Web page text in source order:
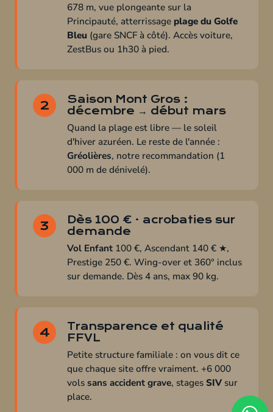
678 m, vue plongeante sur la
Principauté, atterrissage plage du Golfe
Bleu (gare SNCF à côté). Accès voiture,
ZestBus ou 1h30 à pied.
2
Saison Mont Gros :
décembre → début mars
Quand la plage est libre — le soleil
d'hiver azuréen. Le reste de l'année :
Gréolières, notre recommandation (1
000 m de dénivelé).
3
Dès 100 € · acrobaties sur
demande
Vol Enfant 100 €, Ascendant 140 € ★,
Prestige 250 €. Wing-over et 360° inclus
sur demande. Dès 4 ans, max 90 kg.
4
Transparence et qualité
FFVL
Petite structure familiale : on vous dit ce
que chaque site offre vraiment. +6 000
volssans accident grave, stagesSIVsur
place.